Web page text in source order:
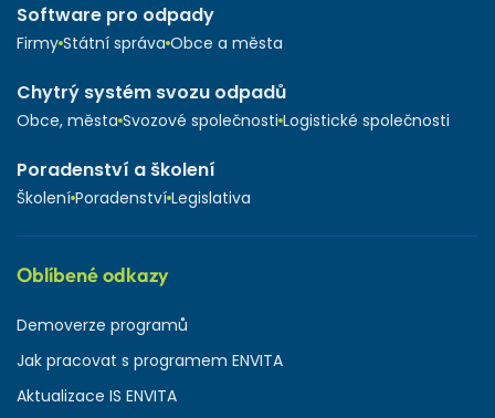
Software pro odpady
Firmy Státní správa Obce a města
Chytrý systém svozu odpadů
Obce, města Svozové společnosti Logistické společnosti
Poradenství a školení
Školení Poradenství Legislativa
Oblíbené odkazy
Demoverze programů
Jak pracovat s programem ENVITA
Aktualizace IS ENVITA